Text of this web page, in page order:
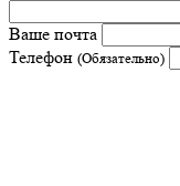
Ваше почта
Телефон (Обязательно)